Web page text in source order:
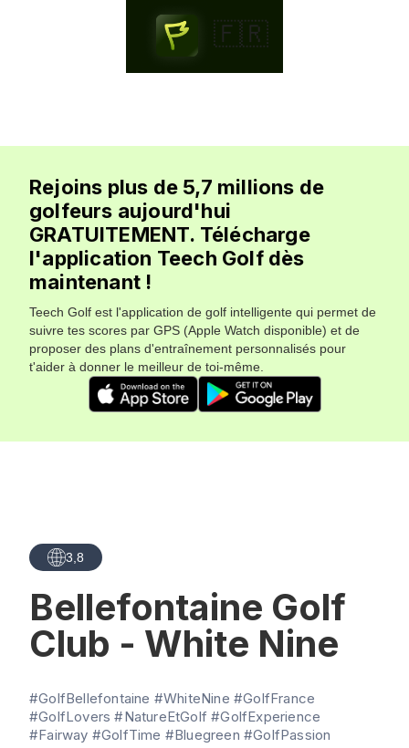
🇫🇷
Rejoins plus de 5,7 millions de
golfeurs aujourd'hui
GRATUITEMENT. Télécharge
l'application Teech Golf dès
maintenant !
Teech Golf est l'application de golf intelligente qui permet de
suivre tes scores par GPS (Apple Watch disponible) et de
proposer des plans d'entraînement personnalisés pour
t'aider à donner le meilleur de toi-même.
3,8
Bellefontaine Golf
Club - White Nine
#GolfBellefontaine #WhiteNine #GolfFrance
#GolfLovers #NatureEtGolf #GolfExperience
#Fairway #GolfTime #Bluegreen #GolfPassion